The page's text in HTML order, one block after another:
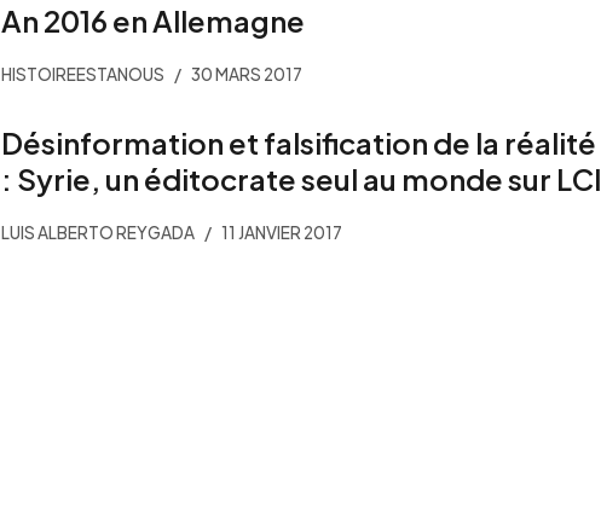
An 2016 en Allemagne
HISTOIREESTANOUS 30 MARS 2017
Désinformation et falsification de la réalité
: Syrie, un éditocrate seul au monde sur LCI
LUIS ALBERTO REYGADA 11 JANVIER 2017